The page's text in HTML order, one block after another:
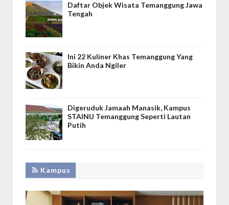
Daftar Objek Wisata Temanggung Jawa
Tengah
Ini 22 Kuliner Khas Temanggung Yang
Bikin Anda Ngiler
Digeruduk Jamaah Manasik, Kampus
STAINU Temanggung Seperti Lautan
Putih
Kampus